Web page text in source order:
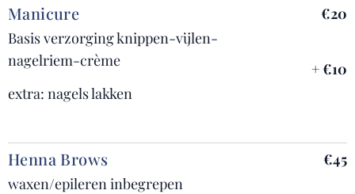
Manicure
Basis verzorging knippen-vijlen-
nagelriem-crème
extra: nagels lakken
€20
+€10
Henna Brows
waxen/epileren inbegrepen
€45